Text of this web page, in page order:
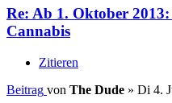
Re: Ab 1. Oktober
Cannabis
Zitieren
Beitrag von The Dude » Di 4.